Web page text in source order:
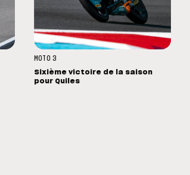
MOTO 3
Sixième victoire de la saison
pour Quiles